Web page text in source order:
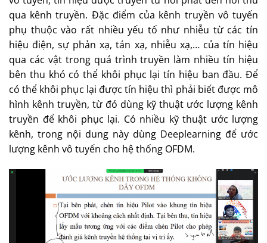
qua kênh truyền. Đặc điểm của kênh truyền vô tuyến
phụ thuộc vào rất nhiều yếu tố như nhiễu từ các tín
hiệu điện, sự phản xạ, tán xạ, nhiễu xạ,… của tín hiệu
qua các vật trong quá trình truyền làm nhiều tín hiệu
bên thu khó có thể khôi phục lại tín hiệu ban đầu. Để
có thể khôi phục lại được tín hiệu thì phải biết được mô
hình kênh truyền, từ đó dùng kỹ thuật ước lượng kênh
truyền để khôi phục lại. Có nhiều kỹ thuật ước lượng
kênh, trong nội dung này dùng Deeplearning để ước
lượng kênh vô tuyến cho hệ thống OFDM.